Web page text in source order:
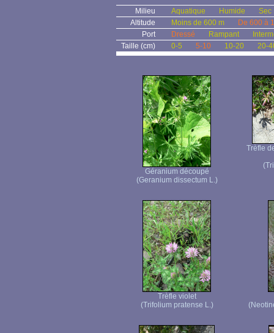
Milieu Aquatique Humide
Sec
Altitude
Moins de 600 m
De 600 à
Port
Dressé Rampant
Taille (cm)
0-5 5-10 10-20 20-
Géranium découpé
(Geranium dissectum L.)
Trèfle
Trèfle violet
(Trifolium pratense L.)